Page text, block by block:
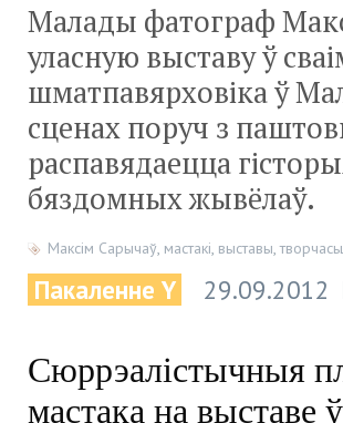
Малады фатограф
уласную выставу ў
шматпавярховіка ў
сценах поруч з
распавядаецца
бяздомных жывёлаў.
Максім Сарычаў мастакі выставы ,
Пакаленне Y 29.09.2012
Сюррэалістычныя
мастака на выставе